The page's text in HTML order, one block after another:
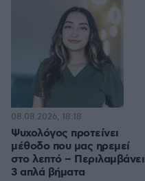
Ψυχολόγος προτείνει
μέθοδο που μας ηρεμεί
στο λεπτό – Περιλαμβάνει
3 απλά βήματα
08.08.2026, 18:18